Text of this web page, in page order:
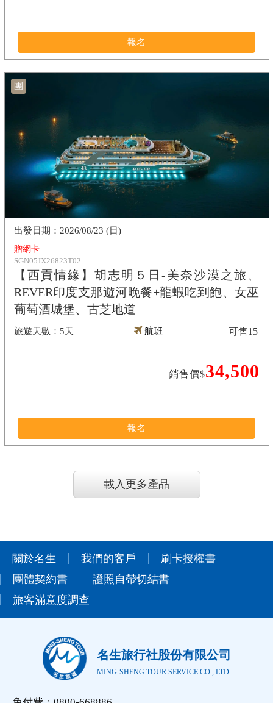
報名
團
贈網卡
SGN05JX26823T02
【西貢情緣】胡志明５日-美奈沙漠之旅、
REVER印度支那遊河晚餐+龍蝦吃到飽、女巫
葡萄酒城堡、古芝地道
5天
2026/08/23 (日)
航班
銷售價$34,500
可售15
報名
載入更多產品
關於名生 我們的客戶
刷卡授權書
團體契約書
證照自帶切結書
旅客滿意度調查
名生旅行社股份有限公司
MING-SHENG TOUR SERVICE CO., LTD.